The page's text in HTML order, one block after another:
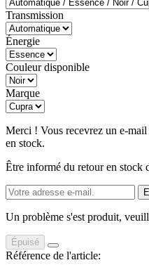
Transmission
Énergie
Couleur disponible
Marque
Merci ! Vous recevrez un e-
en stock.
Être informé du retour en stock
Un problème s'est produit,
Épuisé
Référence de l'article: